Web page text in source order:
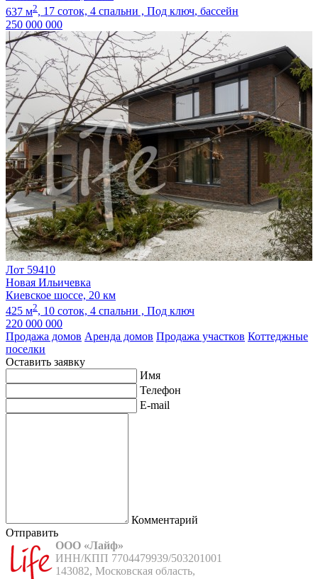
637 м2, 17 соток, 4 спальни , Под ключ, бассейн
250 000 000
Лот 59410
Новая Ильичевка
Киевское шоссе, 20 км
425 м2, 10 соток, 4 спальни , Под ключ
220 000 000
Продажа домов Аренда домов Продажа участков Коттеджные
поселки
Оставить заявку
Имя
Телефон
E-mail
Комментарий
Отправить
ООО «Лайф»
ИНН/КПП 7704479939/503201001
143082, Московская область,